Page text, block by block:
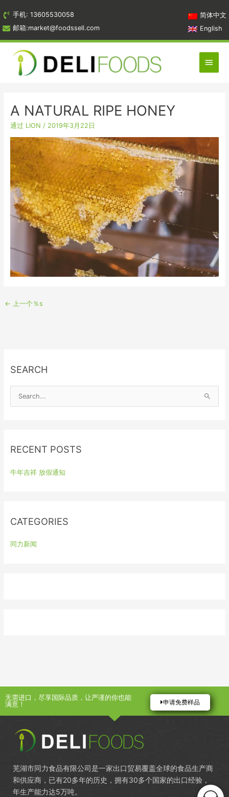
到
内
容
手机: 13605530058
邮箱:market@foodssell.com
简体中文
English
主
菜
A NATURAL RIPE HONEY
通过 LION / 2019年3月22日
← 上一个％s
SEARCH
c
f
RECENT POSTS
牛年吉祥 放假通知
CATEGORIES
同力新闻
无需进口，尽享国际品质，让严谨的你也能
满意！
申请免费样品
芜湖市同力食品有限公司是一家出口贸易覆盖全球的食品生产商
和供应商，已有20多年的历史，拥有30多个国家的出口经验，
年生产能力达5万吨。